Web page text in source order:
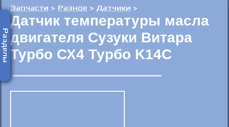
Разделы
Запчасти > Разное > Датчики >
Датчик температуры масла
двигателя Сузуки Витара
Турбо СХ4 Турбо K14C